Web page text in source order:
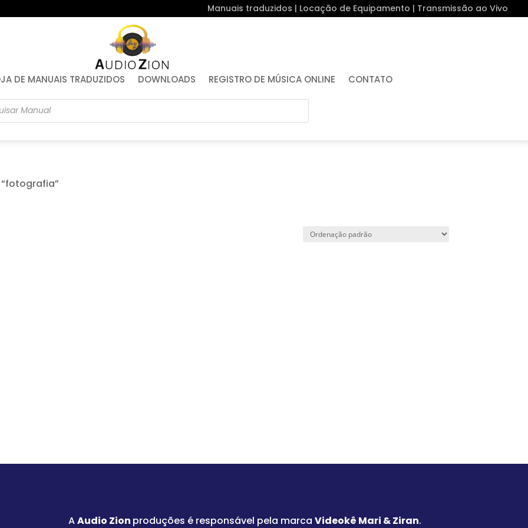
Manuais traduzidos | Locação de Equipamento | Transmissão ao Vivo
DE MANUAIS TRADUZIDOS DOWNLOADS REGISTRO DE MÚSICA ONLINE CONTATO
AAudio Zion produções é responsável pela marcaVideokê Mari & Ziran.